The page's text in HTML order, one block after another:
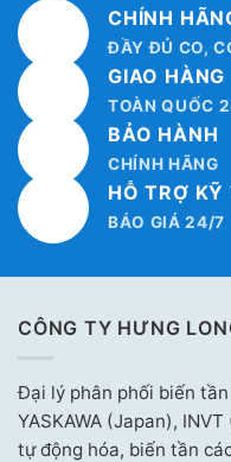
CHÍNH
ĐẦY ĐỦ CO,
GIAO HÀNG
TOÀN QUỐC
BẢO HÀNH
CHÍNH HÃNG
HỖ TRỢ KỸ
BÁO GIÁ 24/7
CÔNG TY HƯNG
Đại lý phân phối biến
YASKAWA (Japan),
tự động hóa, biến tần